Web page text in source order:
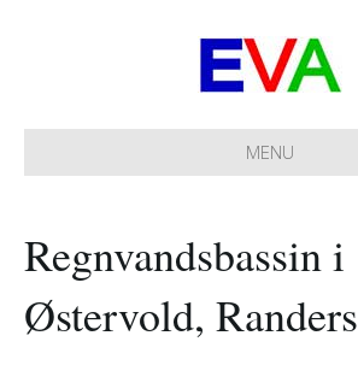
MENU
Regnvandsbassin i
Østervold, Randers